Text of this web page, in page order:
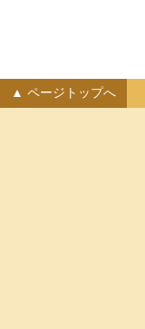
ページトップへ